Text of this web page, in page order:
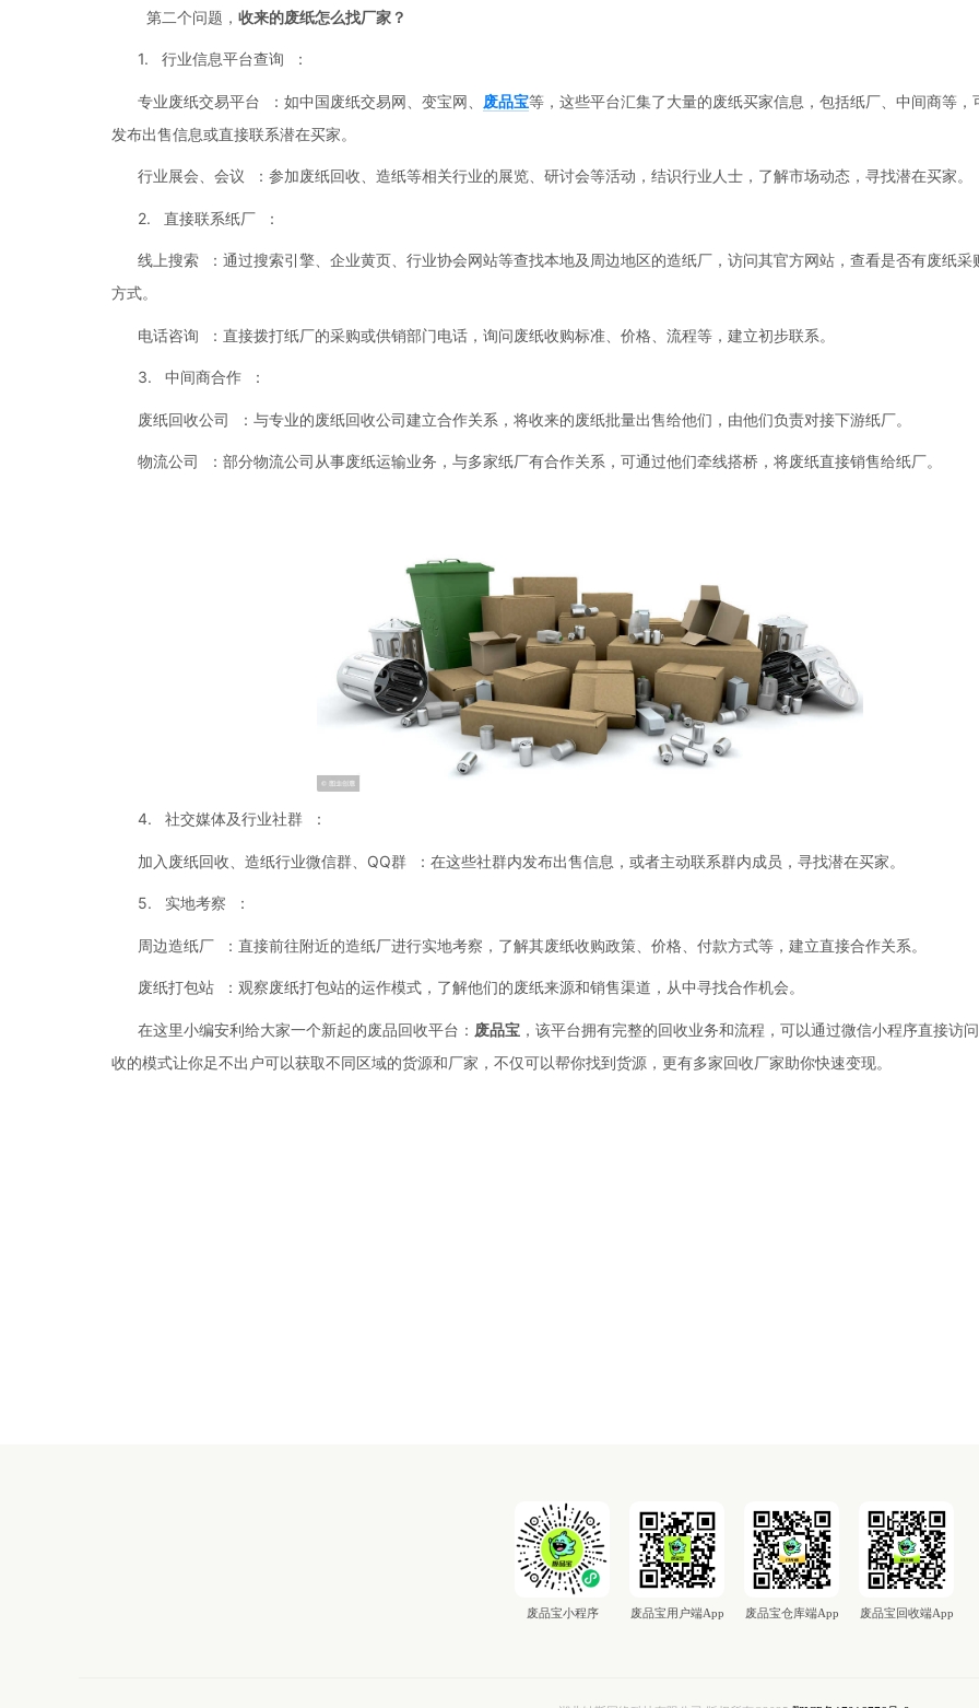
第二个问题， 收来的废纸怎么找厂家？
1. 行业信息平台查询 ：
专业废纸交易平台 ：如中国废纸交易网、变宝网、 废品宝等，这些平台汇集了大量的废纸买家信息，包括纸厂、中间商等，
发布出售信息或直接联系潜在买家。
行业展会、会议 ：参加废纸回收、造纸等相关行业的展览、研讨会等活动，结识行业人士，了解市场动态，寻找潜在买家。
2. 直接联系纸厂 ：
线上搜索 ：通过搜索引擎、企业黄页、行业协会网站等查找本地及周边地区的造纸厂，访问其官方网站，查看是否有废纸采
方式。
电话咨询 ：直接拨打纸厂的采购或供销部门电话，询问废纸收购标准、价格、流程等，建立初步联系。
3. 中间商合作 ：
废纸回收公司 ：与专业的废纸回收公司建立合作关系，将收来的废纸批量出售给他们，由他们负责对接下游纸厂。
物流公司 ：部分物流公司从事废纸运输业务，与多家纸厂有合作关系，可通过他们牵线搭桥，将废纸直接销售给纸厂。
4. 社交媒体及行业社群 ：
加入废纸回收、造纸行业微信群、QQ群 ：在这些社群内发布出售信息，或者主动联系群内成员，寻找潜在买家。
5. 实地考察 ：
周边造纸厂 ：直接前往附近的造纸厂进行实地考察，了解其废纸收购政策、价格、付款方式等，建立直接合作关系。
废纸打包站 ：观察废纸打包站的运作模式，了解他们的废纸来源和销售渠道，从中寻找合作机会。
在这里小编安利给大家一个新起的废品回收平台： 废品宝 ，该平台拥有完整的回收业务和流程，可以通过微信小程序直接访
收的模式让你足不出户可以获取不同区域的货源和厂家，不仅可以帮你找到货源，更有多家回收厂家助你快速变现。
废品宝小程序 废品宝用户端App 废品宝仓库端App 废品宝回收端App